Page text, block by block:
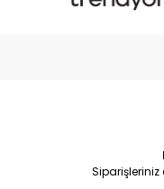
Siparişleriniz